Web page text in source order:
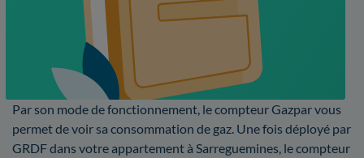
Par son mode de fonctionnement, le compteur Gazpar vous
permet de voir sa consommation de gaz. Une fois déployé par
GRDF dans votre appartement à Sarreguemines, le compteur